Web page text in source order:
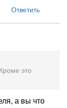
Ответить
это
а вы что